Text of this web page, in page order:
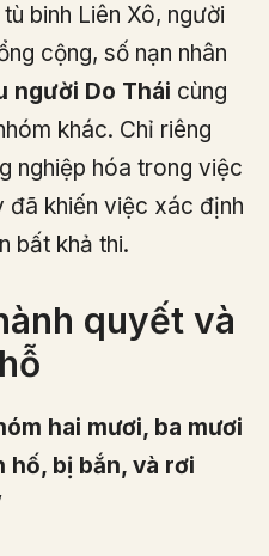
binh Liên Xô, người
cộng, số nạn nhân
người Do Thái cùng
khác. Chỉ riêng
nghiệp hóa trong việc
đã khiến việc xác định
bất khả thi.
quyết và
hai mươi, ba mươi
hố, bị bắn, và rơi